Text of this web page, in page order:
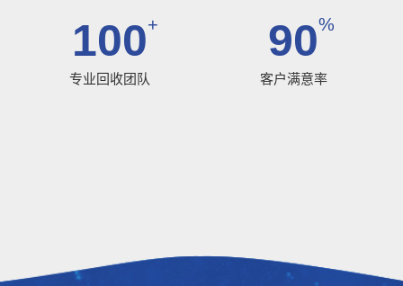
100+
专业回收团队
90%
客户满意率